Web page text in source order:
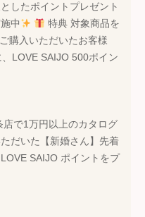
したポイントプレゼント
中
特典 対象商品を
購入いただいたお客様
、LOVE SAIJO 500ポイン
店で1万円以上のカタログ
だいた【新婚さん】先着
SAIJO ポイントをプ